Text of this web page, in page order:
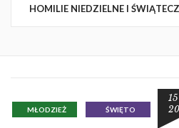
HOMILIE NIEDZIELNE I
MŁODZIEŻ ŚWIĘTO
15